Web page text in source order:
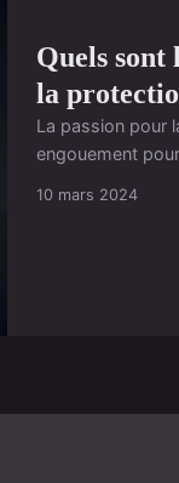
Quels sont
la
La passion pour
engouement
10 mars 2024